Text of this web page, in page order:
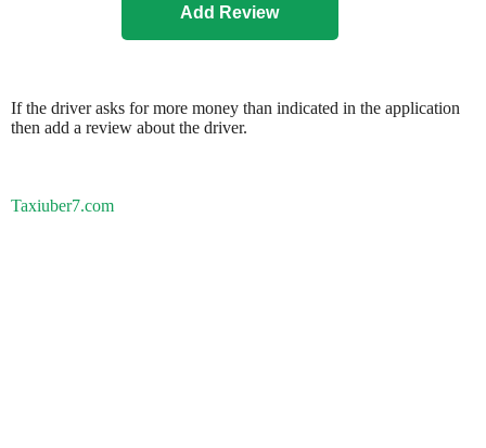
If the driver asks for more money than indicated in the application
then add a review about the driver.
Taxiuber7.com